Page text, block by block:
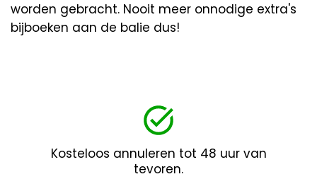
worden gebracht. Nooit meer onnodige extra's
bijboeken aan de balie dus!
Kosteloos annuleren tot 48 uur van
tevoren.